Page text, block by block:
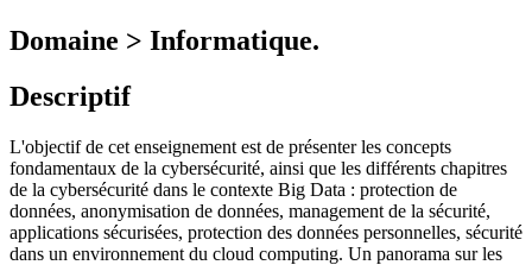
Domaine > Informatique.
Descriptif
L'objectif de cet enseignement est de présenter les concepts
fondamentaux de la cybersécurité, ainsi que les différents chapitres
de la cybersécurité dans le contexte Big Data : protection de
données, anonymisation de données, management de la sécurité,
applications sécurisées, protection des données personnelles, sécurité
dans un environnement du cloud computing. Un panorama sur les